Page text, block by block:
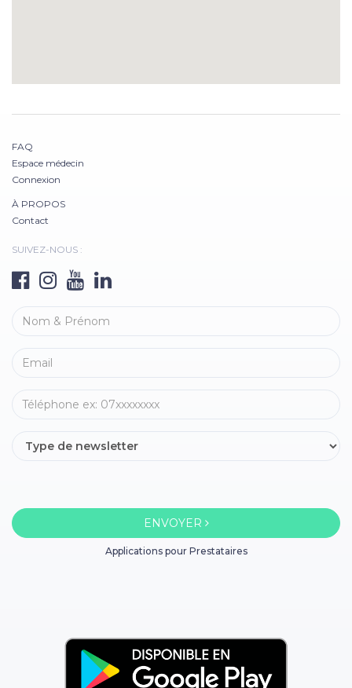
FAQ
Espace médecin
Connexion
À PROPOS
Contact
SUIVEZ-NOUS :
ENVOYER
Applications pour Prestataires